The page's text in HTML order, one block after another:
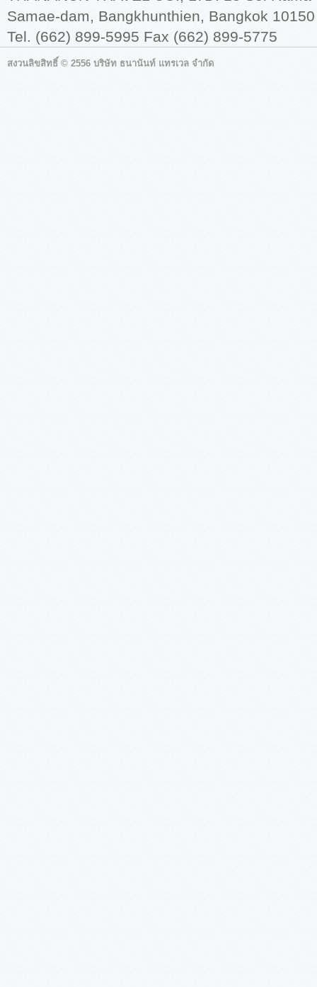
Samae-dam, Bangkhunthien, Bangkok 10150
Tel. (662) 899-5995 Fax (662) 899-5775
สงวนลิขสิทธิ์ © 2556 บริษัท ธนานันท์ แทรเวล จำกัด